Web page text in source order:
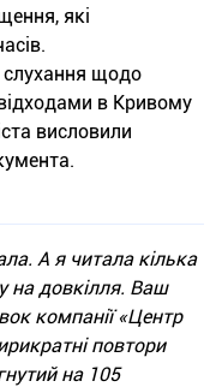
які
слухання щодо
в Кривому
висловили
А я читала кілька
на довкілля. Ваш
компанії «Центр
повтори
на 105